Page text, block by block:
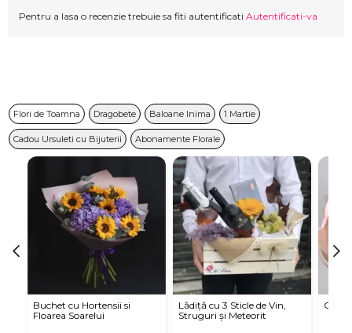
Pentru a lasa o recenzie trebuie sa fiti autentificati Autentificati-va
Flori de Toamna Dragobete Baloane Inima 1 Martie
Cadou Ursuleti cu Bijuterii Abonamente Florale
Buchet cu Hortensii si
Floarea Soarelui
Lădiță cu 3 Sticle de Vin,
Struguri și Meteorit